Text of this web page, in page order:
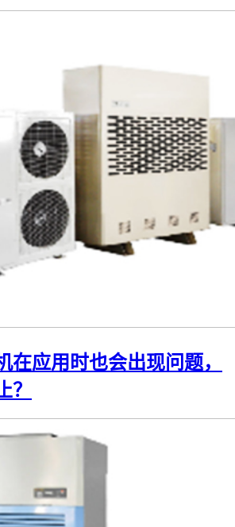
在应用时也会出现问题，
？